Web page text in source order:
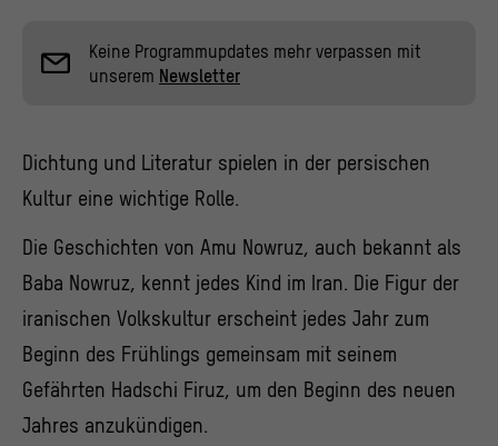
Keine Programmupdates mehr verpassen mit
unserem Newsletter
Dichtung und Literatur spielen in der persischen
Kultur eine wichtige Rolle.
Die Geschichten von Amu Nowruz, auch bekannt als
Baba Nowruz, kennt jedes Kind im Iran. Die Figur der
iranischen Volkskultur erscheint jedes Jahr zum
Beginn des Frühlings gemeinsam mit seinem
Gefährten Hadschi Firuz, um den Beginn des neuen
Jahres anzukündigen.